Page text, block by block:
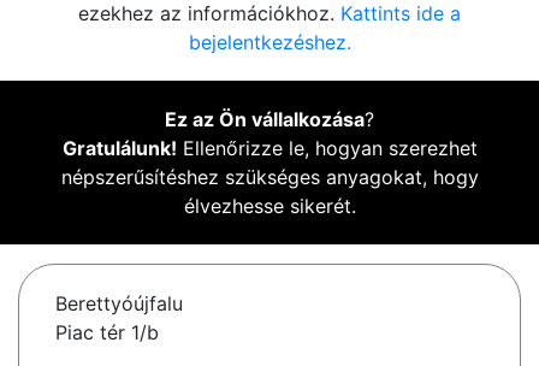
ezekhez az információkhoz. Kattints ide a
bejelentkezéshez.
Ez az Ön vállalkozása?
Gratulálunk! Ellenőrizze le, hogyan szerezhet
népszerűsítéshez szükséges anyagokat, hogy
élvezhesse sikerét.
Berettyóújfalu
Piac tér 1/b